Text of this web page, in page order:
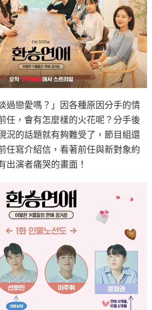
過戀愛嗎？」因各種原因分手的情
任，會有怎麼樣的火花呢？分手後
況的話題就有夠難受了，節目組還
任寫介紹信，看著前任與新對象約
出演者痛哭的畫面！